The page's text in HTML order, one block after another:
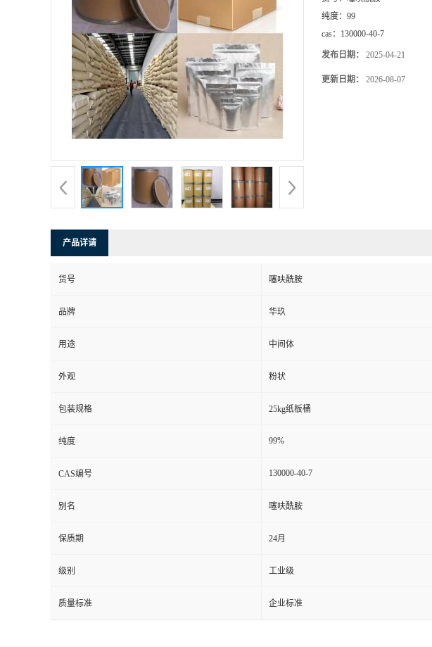
纯度： 99
cas： 130000-40-7
发布日期： 2025-04-21
更新日期： 2026-08-07
产品详请
货号 噻呋酰胺
品牌 华玖
用途 中间体
外观 粉状
包装规格 25kg纸板桶
纯度 99%
CAS编号 130000-40-7
别名 噻呋酰胺
保质期 24月
级别 工业级
质量标准 企业标准